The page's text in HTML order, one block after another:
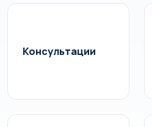
Консультации